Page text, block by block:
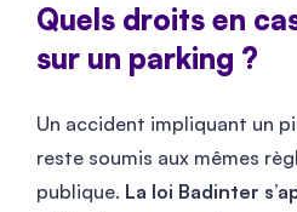
Quels droits en
sur un parking ?
Un accident impliquant un
reste soumis aux mêmes
publique. La loi Badinter